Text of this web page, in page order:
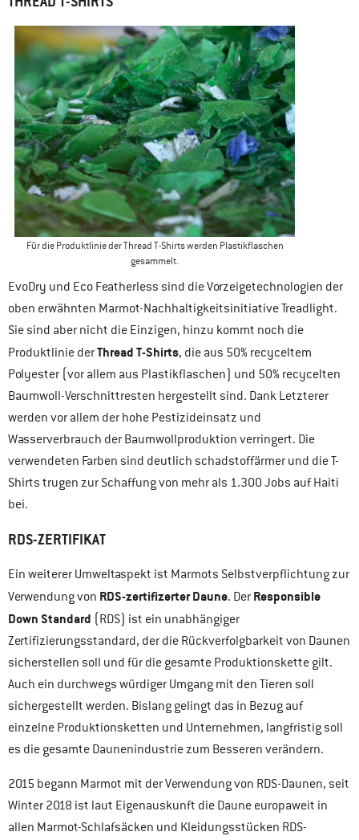
Für die Produktlinie der Thread T-Shirts werden Plastikflaschen
gesammelt.
EvoDry und Eco Featherless sind die Vorzeigetechnologien der
oben erwähnten Marmot-Nachhaltigkeitsinitiative Treadlight.
Sie sind aber nicht die Einzigen, hinzu kommt noch die
Produktlinie derThread T-Shirts, die aus 50% recyceltem
Polyester (vor allem aus Plastikflaschen) und 50% recycelten
Baumwoll-Verschnittresten hergestellt sind. Dank Letzterer
werden vor allem der hohe Pestizideinsatz und
Wasserverbrauch der Baumwollproduktion verringert. Die
verwendeten Farben sind deutlich schadstoffärmer und die T-
Shirts trugen zur Schaffung von mehr als 1.300 Jobs auf Haiti
bei.
RDS-ZERTIFIKAT
Ein weiterer Umweltaspekt ist Marmots Selbstverpflichtung zur
Verwendung von RDS-zertifizerter Daune. Der Responsible
Down Standard (RDS) ist ein unabhängiger
Zertifizierungsstandard, der die Rückverfolgbarkeit von Daunen
sicherstellen soll und für die gesamte Produktionskette gilt.
Auch ein durchwegs würdiger Umgang mit den Tieren soll
sichergestellt werden. Bislang gelingt das in Bezug auf
einzelne Produktionsketten und Unternehmen, langfristig soll
es die gesamte Daunenindustrie zum Besseren verändern.
2015 begann Marmot mit der Verwendung von RDS-Daunen, seit
Winter 2018 ist laut Eigenauskunft die Daune europaweit in
allen Marmot-Schlafsäcken und Kleidungsstücken RDS-